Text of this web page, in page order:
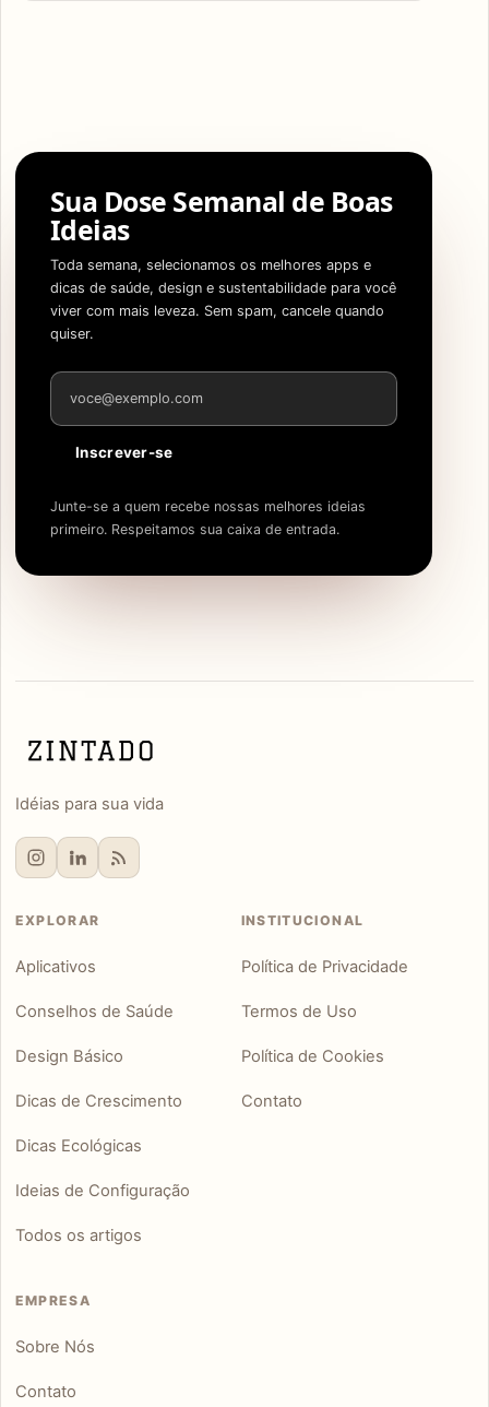
Sua Dose Semanal de Boas
Ideias
Toda semana, selecionamos os melhores apps e
dicas de saúde, design e sustentabilidade para você
viver com mais leveza. Sem spam, cancele quando
quiser.
Endereço de e-mail
Inscrever-se
Junte-se a quem recebe nossas melhores ideias
primeiro. Respeitamos sua caixa de entrada.
Idéias para sua vida
EXPLORAR
Aplicativos
Conselhos de Saúde
Design Básico
Dicas de Crescimento
Dicas Ecológicas
Ideias de Configuração
Todos os artigos
INSTITUCIONAL
Política de Privacidade
Termos de Uso
Política de Cookies
Contato
EMPRESA
Sobre Nós
Contato